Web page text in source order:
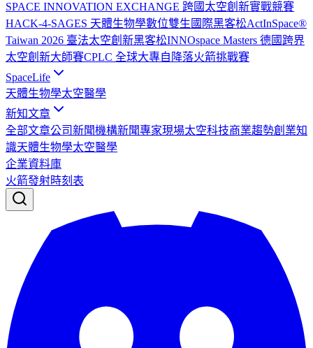
SPACE INNOVATION EXCHANGE 跨國太空創新實戰競賽
HACK-4-SAGES 天體生物學數位雙生國際黑客松ActInSpace®
Taiwan 2026 臺法太空創新黑客松INNOspace Masters 德國跨界
太空創新大師賽CPLC 全球大專自降落火箭挑戰賽
SpaceLife
天體生物學太空醫學
新知文章
全部文章公司新聞機構新聞專家現場太空科技商業趨勢創業知
識天體生物學太空醫學
企業資料庫
火箭發射時刻表